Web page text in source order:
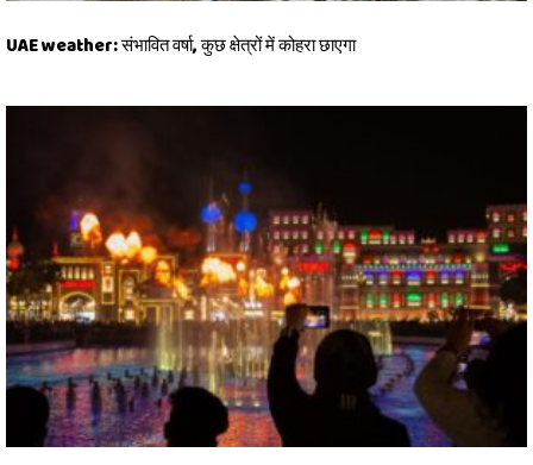
UAE weather: संभावित वर्षा, कुछ क्षेत्रों में कोहरा छाएगा